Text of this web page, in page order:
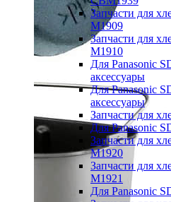
Запчасти для
M1909
Запчасти для
M1910
Для Panasonic
аксессуары
Для Panasonic
аксессуары
Запчасти для
Для Panasonic
Запчасти для
M1920
Запчасти для
M1921
Для Panasonic